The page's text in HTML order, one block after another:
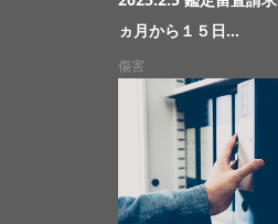
ヵ月から１５日...
傷害